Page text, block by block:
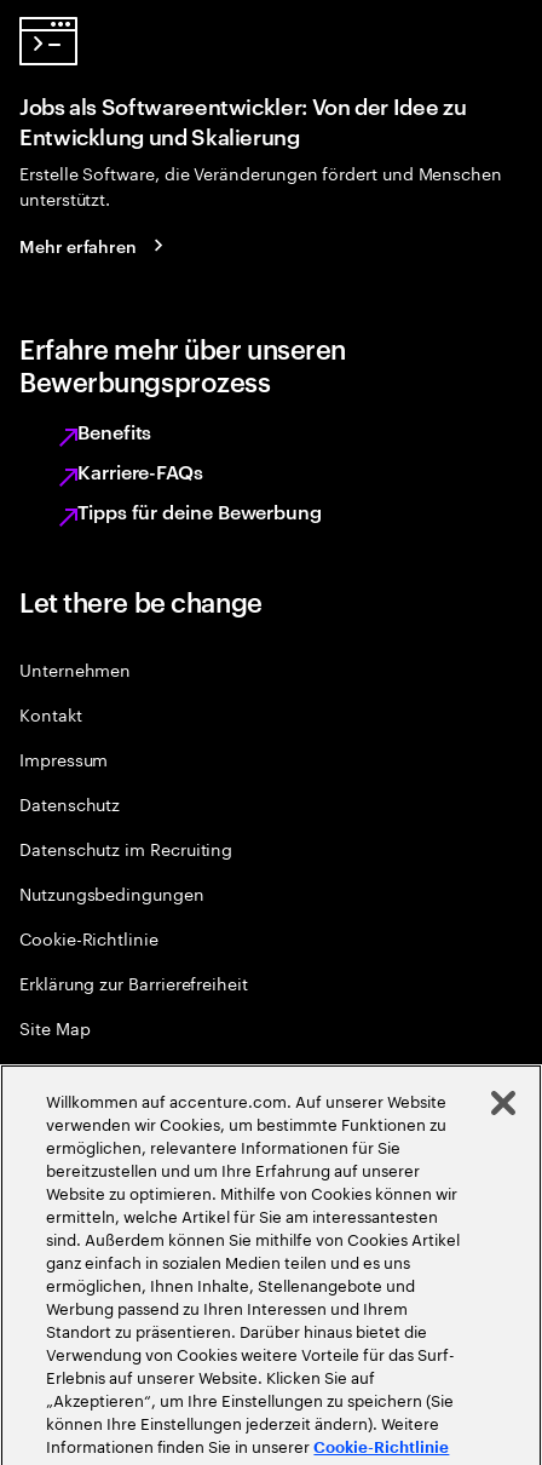
Jobs als Softwareentwickler: Von der Idee zu
Entwicklung und Skalierung
Erstelle Software, die Veränderungen fördert und Menschen
unterstützt.
Mehr erfahren
Erfahre mehr über unseren
Bewerbungsprozess
Benefits
Karriere-FAQs
Tipps für deine Bewerbung
Let there be change
Unternehmen
Kontakt
Impressum
Datenschutz
Datenschutz im Recruiting
Nutzungsbedingungen
Cookie-Richtlinie
Erklärung zur Barrierefreiheit
Site Map
Globale Meritokratie
2026Accenture. Alle Rechte vorbehalten
Willkommen auf accenture.com. Auf unserer Website
verwenden wir Cookies, um bestimmte Funktionen zu
ermöglichen, relevantere Informationen für Sie
bereitzustellen und um Ihre Erfahrung auf unserer
Website zu optimieren. Mithilfe von Cookies können wir
ermitteln, welche Artikel für Sie am interessantesten
sind. Außerdem können Sie mithilfe von Cookies Artikel
ganz einfach in sozialen Medien teilen und es uns
ermöglichen, Ihnen Inhalte, Stellenangebote und
Werbung passend zu Ihren Interessen und Ihrem
Standort zu präsentieren. Darüber hinaus bietet die
Verwendung von Cookies weitere Vorteile für das Surf-
Erlebnis auf unserer Website. Klicken Sie auf
„Akzeptieren“, um Ihre Einstellungen zu speichern (Sie
können Ihre Einstellungen jederzeit ändern). Weitere
Informationen finden Sie in unsererCookie-Richtlinie